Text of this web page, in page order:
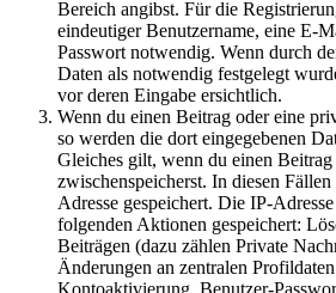
Bereich angibst. Für die
eindeutiger Benutzername, eine E-
Passwort notwendig. Wenn durch
Daten als notwendig festgelegt
vor deren Eingabe ersichtlich.
Wenn du einen Beitrag oder eine
so werden die dort eingegebenen
Gleiches gilt, wenn du einen
zwischenspeicherst. In diesen
Adresse gespeichert. Die IP-
folgenden Aktionen gespeichert:
Beiträgen (dazu zählen Private
Änderungen an zentralen
Kontoaktivierung, Benutzer-